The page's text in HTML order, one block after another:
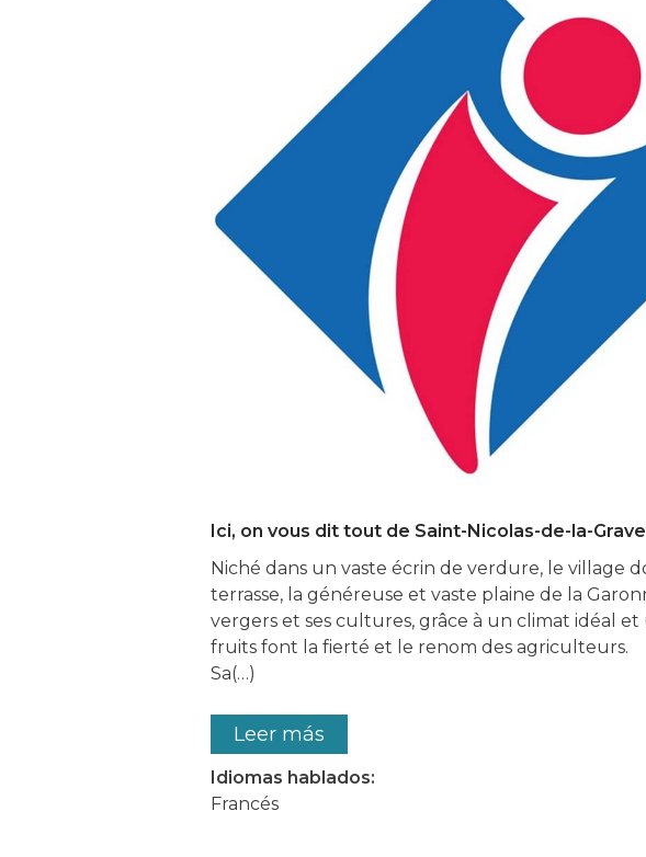
Ici, on vous dit tout de Saint-Nicolas-de-la-
Niché dans un vaste écrin de verdure, le village
terrasse, la généreuse et vaste plaine de la
vergers et ses cultures, grâce à un climat idéal
fruits font la fierté et le renom des agriculteurs.
Sa(…)
Leer más
Idiomas hablados:
Francés